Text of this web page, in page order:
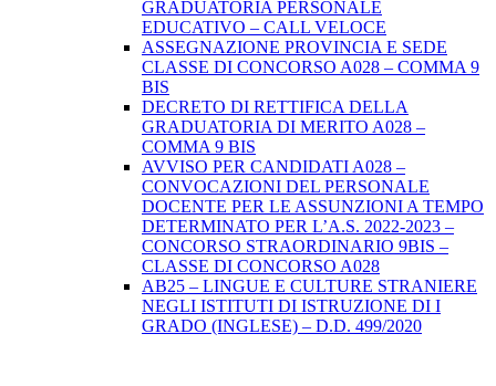
GRADUATORIA PERSONALE
EDUCATIVO – CALL VELOCE
ASSEGNAZIONE PROVINCIA E SEDE
CLASSE DI CONCORSO A028 – COMMA 9
BIS
DECRETO DI RETTIFICA DELLA
GRADUATORIA DI MERITO A028 –
COMMA 9 BIS
AVVISO PER CANDIDATI A028 –
CONVOCAZIONI DEL PERSONALE
DOCENTE PER LE ASSUNZIONI A TEMPO
DETERMINATO PER L’A.S. 2022-2023 –
CONCORSO STRAORDINARIO 9BIS –
CLASSE DI CONCORSO A028
AB25 – LINGUE E CULTURE STRANIERE
NEGLI ISTITUTI DI ISTRUZIONE DI I
GRADO (INGLESE) – D.D. 499/2020